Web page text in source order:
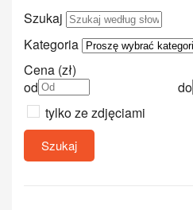
Szukaj
Kategoria
Cena (zł)
od
do
tylko ze zdjęciami
Szukaj